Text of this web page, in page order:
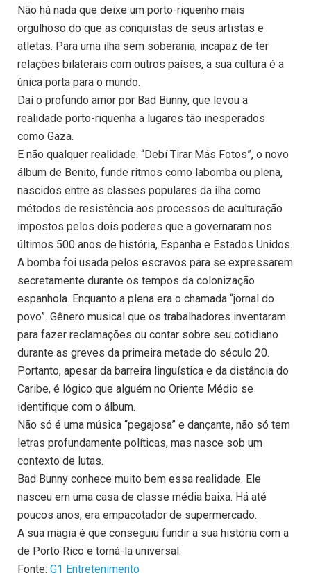
Não há nada que deixe um porto-riquenho mais
orgulhoso do que as conquistas de seus artistas e
atletas. Para uma ilha sem soberania, incapaz de ter
relações bilaterais com outros países, a sua cultura é a
única porta para o mundo.
Daí o profundo amor por Bad Bunny, que levou a
realidade porto-riquenha a lugares tão inesperados
como Gaza.
E não qualquer realidade. “Debí Tirar Más Fotos”, o novo
álbum de Benito, funde ritmos como labomba ou plena,
nascidos entre as classes populares da ilha como
métodos de resistência aos processos de aculturação
impostos pelos dois poderes que a governaram nos
últimos 500 anos de história, Espanha e Estados Unidos.
A bomba foi usada pelos escravos para se expressarem
secretamente durante os tempos da colonização
espanhola. Enquanto a plena era o chamada “jornal do
povo”. Gênero musical que os trabalhadores inventaram
para fazer reclamações ou contar sobre seu cotidiano
durante as greves da primeira metade do século 20.
Portanto, apesar da barreira linguística e da distância do
Caribe, é lógico que alguém no Oriente Médio se
identifique com o álbum.
Não só é uma música “pegajosa” e dançante, não só tem
letras profundamente políticas, mas nasce sob um
contexto de lutas.
Bad Bunny conhece muito bem essa realidade. Ele
nasceu em uma casa de classe média baixa. Há até
poucos anos, era empacotador de supermercado.
A sua magia é que conseguiu fundir a sua história com a
de Porto Rico e torná-la universal.
Fonte: G1 Entretenimento